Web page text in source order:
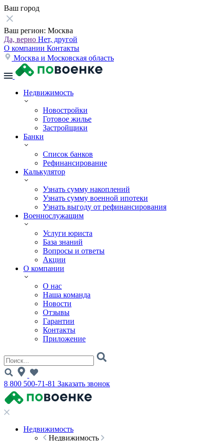
Ваш город
Ваш регион: Москва
Да, верно Нет, другой
О компании Контакты
Москва и Московская область
Недвижимость
Новостройки
Готовое жилье
Застройщики
Банки
Список банков
Рефинансирование
Калькулятор
Узнать сумму накоплений
Узнать сумму военной ипотеки
Узнать выгоду от рефинансирования
Военнослужащим
Услуги юриста
База знаний
Вопросы и ответы
Акции
О компании
О нас
Наша команда
Новости
Отзывы
Гарантии
Контакты
Приложение
8 800 500-71-81 Заказать звонок
Недвижимость
Недвижимость